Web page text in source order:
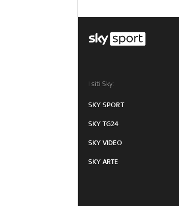
I siti Sky:
SKY SPORT
SKY TG24
SKY VIDEO
SKY ARTE